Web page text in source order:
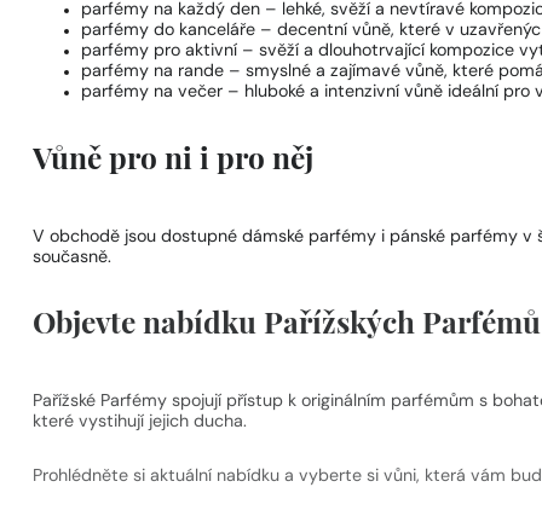
parfémy na každý den – lehké, svěží a nevtíravé
parfémy do kanceláře – decentní vůně, které v
parfémy pro aktivní – svěží a dlouhotrvající kompozice
parfémy na rande – smyslné a zajímavé vůně, které
parfémy na večer – hluboké a intenzivní vůně ideální pro
Vůně pro ni i pro něj
V obchodě jsou dostupné dámské parfémy i pánské parfémy v
současně.
Objevte nabídku Pařížských
Pařížské Parfémy spojují přístup k originálním parfémům s
které vystihují jejich ducha.
Prohlédněte si aktuální nabídku a vyberte si vůni, která vám